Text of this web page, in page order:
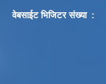
वेबसाईट भिजिटर संख्या :